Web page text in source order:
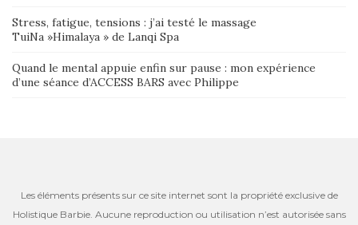
Stress, fatigue, tensions : j’ai testé le massage
TuiNa »Himalaya » de Lanqi Spa
Quand le mental appuie enfin sur pause : mon expérience
d’une séance d’ACCESS BARS avec Philippe
Les éléments présents sur ce site internet sont la propriété exclusive de
Holistique Barbie. Aucune reproduction ou utilisation n’est autorisée sans